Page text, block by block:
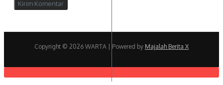
Copyright © 2026 WARTA | Powered by Majalah Berita X